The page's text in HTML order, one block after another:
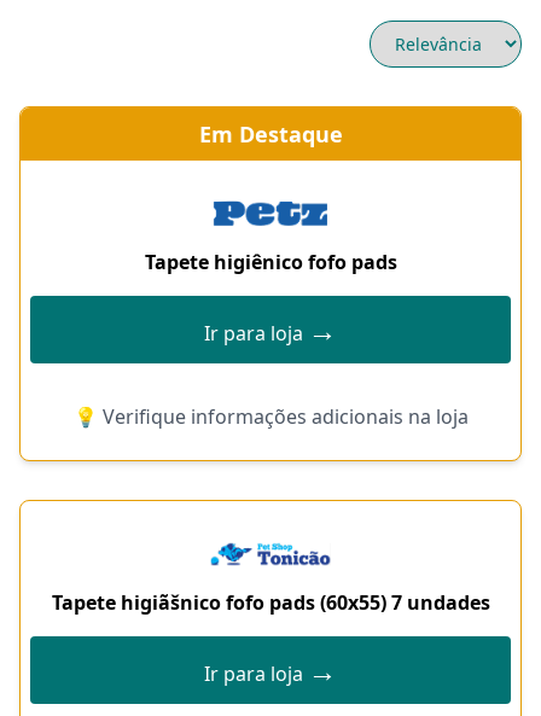
Em Destaque
Tapete higiênico fofo pads
Ir para loja →
💡 Verifique informações adicionais na loja
Tapete higiãšnico fofo pads (60x55) 7 undades
Ir para loja →